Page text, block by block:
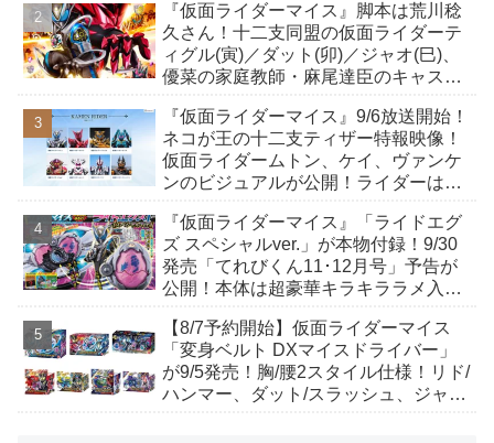
か12点！
『仮面ライダーマイス』脚本は荒川稔
久さん！十二支同盟の仮面ライダーテ
ィグル(寅)／ダット(卯)／ジャオ(巳)、
優菜の家庭教師・麻尾達臣のキャスト
んも変身！
『仮面ライダーマイス』9/6放送開始！
ネコが王の十二支ティザー特報映像！
仮面ライダームトン、ケイ、ヴァンケ
ンのビジュアルが公開！ライダーは子
『仮面ライダーマイス』「ライドエグ
ズ スペシャルver.」が本物付録！9/30
発売「てれびくん11･12月号」予告が
公開！本体は超豪華キラキララメ入
音声が！
【8/7予約開始】仮面ライダーマイス
「変身ベルト DXマイスドライバー」
が9/5発売！胸/腰2スタイル仕様！リド/
ハンマー、ダット/スラッシュ、ジャ